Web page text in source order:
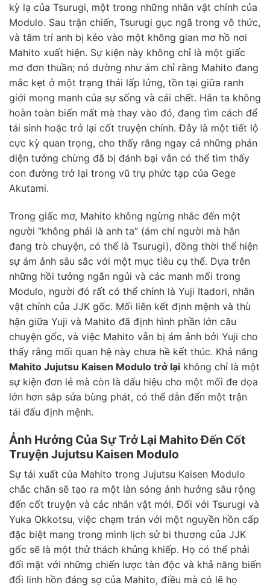
kỳ lạ của Tsurugi, một trong những nhân vật chính của
Modulo. Sau trận chiến, Tsurugi gục ngã trong vô thức,
và tâm trí anh bị kéo vào một không gian mơ hồ nơi
Mahito xuất hiện. Sự kiện này không chỉ là một giấc
mơ đơn thuần; nó dường như ám chỉ rằng Mahito đang
mắc kẹt ở một trạng thái lấp lửng, tồn tại giữa ranh
giới mong manh của sự sống và cái chết. Hắn ta không
hoàn toàn biến mất mà thay vào đó, đang tìm cách để
tái sinh hoặc trở lại cốt truyện chính. Đây là một tiết lộ
cực kỳ quan trọng, cho thấy rằng ngay cả những phản
diện tưởng chừng đã bị đánh bại vẫn có thể tìm thấy
con đường trở lại trong vũ trụ phức tạp của Gege
Akutami.
Trong giấc mơ, Mahito không ngừng nhắc đến một
người “không phải là anh ta” (ám chỉ người mà hắn
đang trò chuyện, có thể là Tsurugi), đồng thời thể hiện
sự ám ảnh sâu sắc với một mục tiêu cụ thể. Dựa trên
những hồi tưởng ngắn ngủi và các manh mối trong
Modulo, người đó rất có thể chính là Yuji Itadori, nhân
vật chính của JJK gốc. Mối liên kết định mệnh và thù
hận giữa Yuji và Mahito đã định hình phần lớn câu
chuyện gốc, và việc Mahito vẫn bị ám ảnh bởi Yuji cho
thấy rằng mối quan hệ này chưa hề kết thúc. Khả năng
Mahito Jujutsu Kaisen Modulo trở lại không chỉ là một
sự kiện đơn lẻ mà còn là dấu hiệu cho một mối đe dọa
lớn hơn sắp sửa bùng phát, có thể dẫn đến một trận
tái đấu định mệnh.
Ảnh Hưởng Của Sự Trở Lại Mahito Đến Cốt
Truyện Jujutsu Kaisen Modulo
Sự tái xuất của Mahito trong Jujutsu Kaisen Modulo
chắc chắn sẽ tạo ra một làn sóng ảnh hưởng sâu rộng
đến cốt truyện và các nhân vật mới. Đối với Tsurugi và
Yuka Okkotsu, việc chạm trán với một nguyền hồn cấp
đặc biệt mang trong mình lịch sử bi thương của JJK
gốc sẽ là một thử thách khủng khiếp. Họ có thể phải
đối mặt với những chiến lược tàn độc và khả năng biến
đổi linh hồn đáng sợ của Mahito, điều mà có lẽ họ